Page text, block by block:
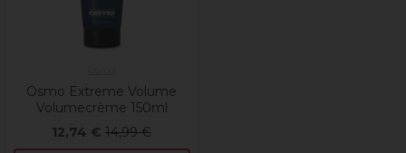
Osmo Extreme Volume
Volumecrème 150ml
12,74 € 14,99 €